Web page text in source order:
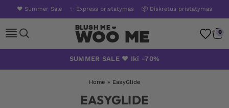
❤️ Summer Sale ✨ Express pristatymas 📦 Diskretus pristatymas
Woo Me 0
SUMMER SALE ❤️ Iki -70%
Home » EasyGlide
EASYGLIDE